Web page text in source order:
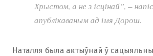
Хрыстом, а не з ісцінай”, –
апублікаваным ад імя Дорош.
Наталля была актыўнай ў